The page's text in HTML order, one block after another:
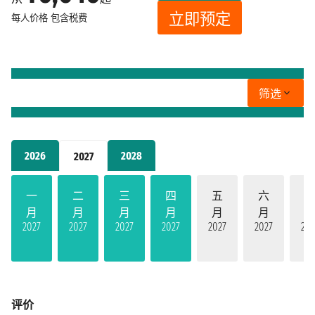
2026 2027 2028
一
月
2027
二
月
2027
三
月
2027
四
月
2027
五
月
2027
六
月
2027
每人价格 包含税费 立即预定
筛选
评价